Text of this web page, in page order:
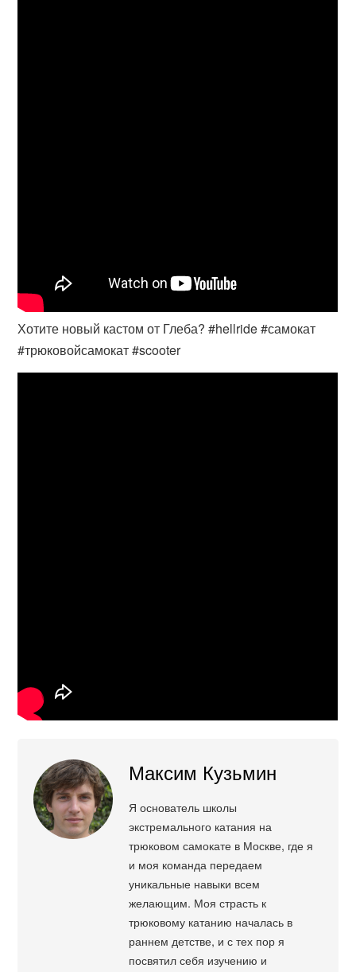
Хотите новый кастом от Глеба? #hellride #самокат
#трюковойсамокат #scooter
Максим Кузьмин
Я основатель школы
экстремального катания на
трюковом самокате в Москве, где я
и моя команда передаем
уникальные навыки всем
желающим. Моя страсть к
трюковому катанию началась в
раннем детстве, и с тех пор я
посвятил себя изучению и